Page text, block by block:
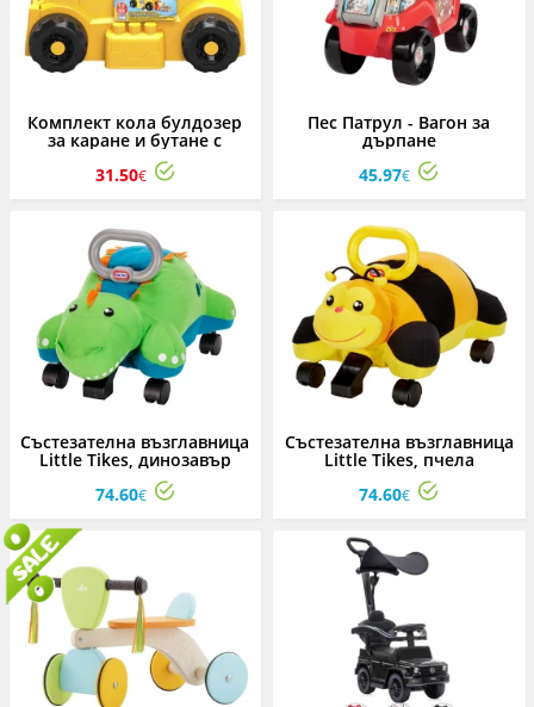
Комплект кола булдозер
за каране и бутане с
блокчета Cat Mega Bloks
31.50€
Пес Патрул - Вагон за
дърпане
45.97€
Състезателна възглавница
Little Tikes, динозавър
74.60€
Състезателна възглавница
Little Tikes, пчела
74.60€